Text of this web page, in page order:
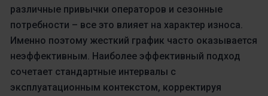
различные привычки операторов и сезонные
потребности – все это влияет на характер износа.
Именно поэтому жесткий график часто оказывается
неэффективным. Наиболее эффективный подход
сочетает стандартные интервалы с
эксплуатационным контекстом, корректируя